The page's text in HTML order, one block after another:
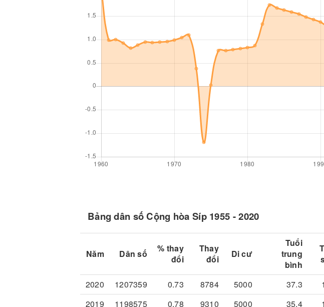
Bảng dân số Cộng hòa Síp 1955 - 2020
Năm Dân số
% thay
đổi
Thay
đổi
Di cư
Tuổi
trung
bình
2020 1207359 0.73 8784 5000 37.3
2019
1198575 0.78 9310 5000 35.4